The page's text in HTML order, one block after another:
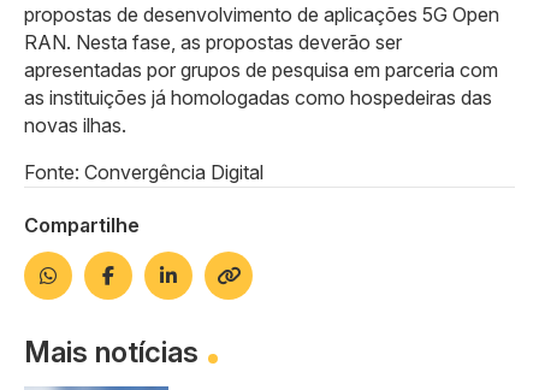
propostas de desenvolvimento de aplicações 5G Open
RAN. Nesta fase, as propostas deverão ser
apresentadas por grupos de pesquisa em parceria com
as instituições já homologadas como hospedeiras das
novas ilhas.
Fonte: Convergência Digital
Compartilhe
Mais notícias